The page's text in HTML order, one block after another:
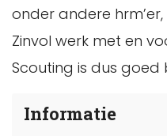
onder andere
Zinvol werk met en
Scouting is dus goed
Informatie